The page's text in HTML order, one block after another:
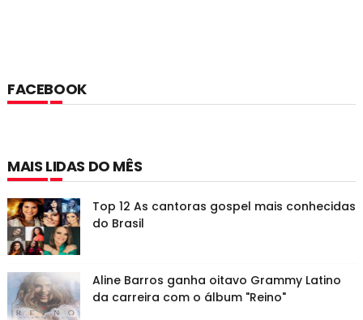
FACEBOOK
MAIS LIDAS DO MÊS
Top 12 As cantoras gospel mais conhecidas
do Brasil
Aline Barros ganha oitavo Grammy Latino
da carreira com o álbum "Reino"